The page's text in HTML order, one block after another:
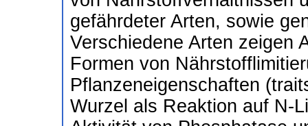
gefährdeter Arten, sowie
Verschiedene Arten zeigen
Formen von
Pflanzeneigenschaften
Wurzel als Reaktion auf N-